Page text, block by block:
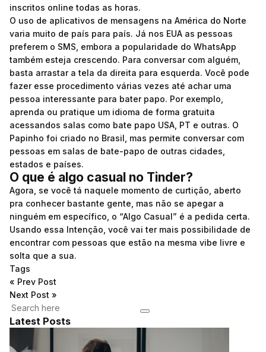
inscritos online todas as horas.
O uso de aplicativos de mensagens na América do Norte
varia muito de país para país. Já nos EUA as pessoas
preferem o SMS, embora a popularidade do WhatsApp
também esteja crescendo. Para conversar com alguém,
basta arrastar a tela da direita para esquerda. Você pode
fazer esse procedimento várias vezes até achar uma
pessoa interessante para bater papo. Por exemplo,
aprenda ou pratique um idioma de forma gratuita
acessandos salas como bate papo USA, PT e outras. O
Papinho foi criado no Brasil, mas permite conversar com
pessoas em salas de bate-papo de outras cidades,
estados e países.
O que é algo casual no Tinder?
Agora, se você tá naquele momento de curtição, aberto
pra conhecer bastante gente, mas não se apegar a
ninguém em específico, o “Algo Casual” é a pedida certa.
Usando essa Intenção, você vai ter mais possibilidade de
encontrar com pessoas que estão na mesma vibe livre e
solta que a sua.
Tags
« Prev Post
Next Post »
Latest Posts